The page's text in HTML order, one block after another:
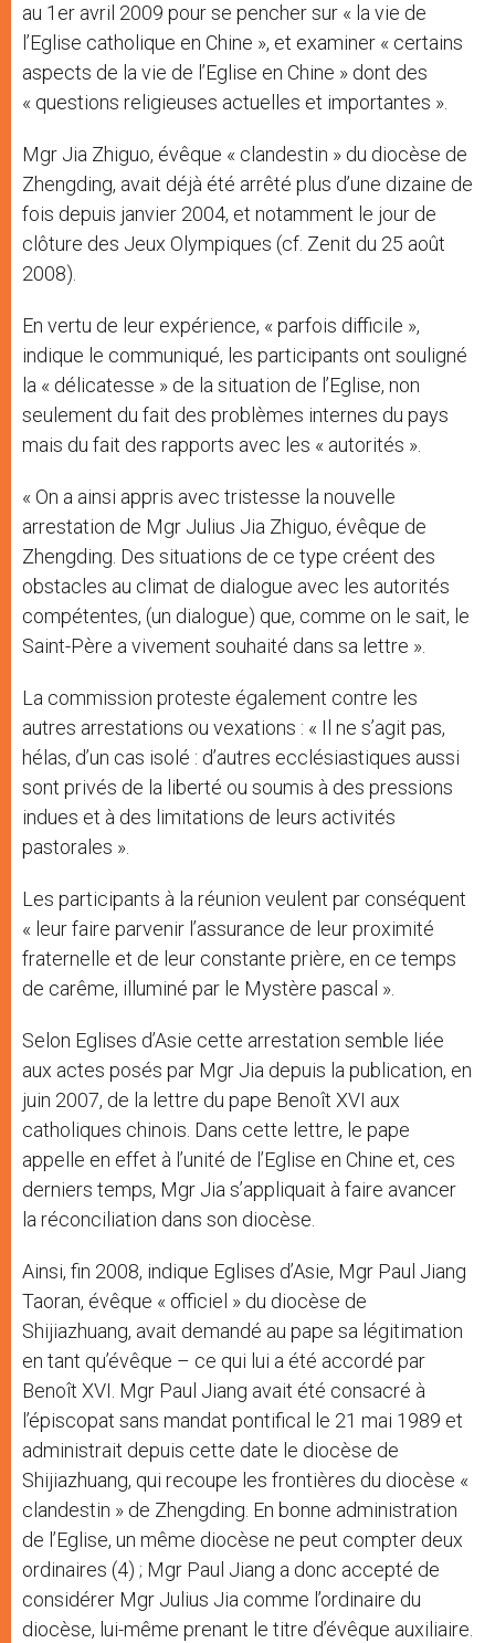
au 1er avril 2009 pour se pencher sur « la vie de
l’Eglise catholique en Chine », et examiner « certains
aspects de la vie de l’Eglise en Chine » dont des
« questions religieuses actuelles et importantes ».
Mgr Jia Zhiguo, évêque « clandestin » du diocèse de
Zhengding, avait déjà été arrêté plus d’une dizaine de
fois depuis janvier 2004, et notamment le jour de
clôture des Jeux Olympiques (cf. Zenit du 25 août
2008).
En vertu de leur expérience, « parfois difficile »,
indique le communiqué, les participants ont souligné
la « délicatesse » de la situation de l’Eglise, non
seulement du fait des problèmes internes du pays
mais du fait des rapports avec les « autorités ».
« On a ainsi appris avec tristesse la nouvelle
arrestation de Mgr Julius Jia Zhiguo, évêque de
Zhengding. Des situations de ce type créent des
obstacles au climat de dialogue avec les autorités
compétentes, (un dialogue) que, comme on le sait, le
Saint-Père a vivement souhaité dans sa lettre ».
La commission proteste également contre les
autres arrestations ou vexations : « Il ne s’agit pas,
hélas, d’un cas isolé : d’autres ecclésiastiques aussi
sont privés de la liberté ou soumis à des pressions
indues et à des limitations de leurs activités
pastorales ».
Les participants à la réunion veulent par conséquent
« leur faire parvenir l’assurance de leur proximité
fraternelle et de leur constante prière, en ce temps
de carême, illuminé par le Mystère pascal ».
Selon Eglises d’Asie cette arrestation semble liée
aux actes posés par Mgr Jia depuis la publication, en
juin 2007, de la lettre du pape Benoît XVI aux
catholiques chinois. Dans cette lettre, le pape
appelle en effet à l’unité de l’Eglise en Chine et, ces
derniers temps, Mgr Jia s’appliquait à faire avancer
la réconciliation dans son diocèse.
Ainsi, fin 2008, indique Eglises d’Asie, Mgr Paul Jiang
Taoran, évêque « officiel » du diocèse de
Shijiazhuang, avait demandé au pape sa légitimation
en tant qu’évêque – ce qui lui a été accordé par
Benoît XVI. Mgr Paul Jiang avait été consacré à
l’épiscopat sans mandat pontifical le 21 mai 1989 et
administrait depuis cette date le diocèse de
Shijiazhuang, qui recoupe les frontières du diocèse «
clandestin » de Zhengding. En bonne administration
de l’Eglise, un même diocèse ne peut compter deux
ordinaires (4) ; Mgr Paul Jiang a donc accepté de
considérer Mgr Julius Jia comme l’ordinaire du
diocèse, lui-même prenant le titre d’évêque auxiliaire.